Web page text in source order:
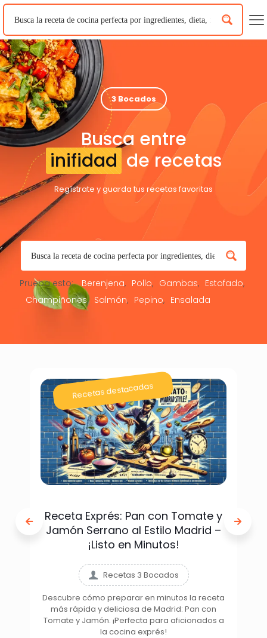
3 Bocados
Busca entre
inifidad de recetas
Regístrate y guarda tus recetas favoritas
Prueba esto: Berenjena Pollo Gambas
Estofado
Champiñones
Salmón Pepino Ensalada
Recetas destacadas
Receta Exprés: Pan con Tomate y
Jamón Serrano al Estilo Madrid –
¡Listo en Minutos!
Recetas 3 Bocados
Descubre cómo preparar en minutos la receta
más rápida y deliciosa de Madrid: Pan con
Tomate y Jamón. ¡Perfecta para aficionados a
la cocina exprés!